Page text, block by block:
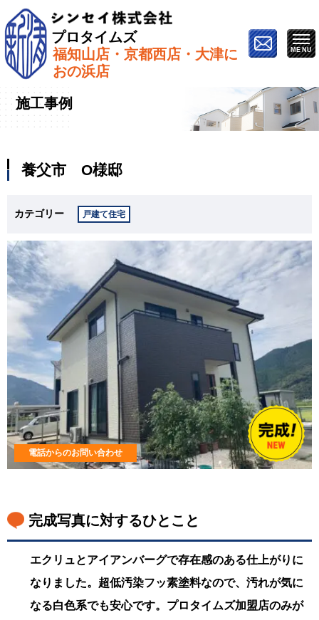
プロタイムズ
福知山店・京都西店・大津に
おの浜店
ホーム»施工事例»養父市 O様邸
施工事例
養父市 O様邸
カテゴリー 戸建て住宅
電話からのお問い合わせ
完成写真に対するひとこと
エクリュとアイアンバーグで存在感のある仕上がりに
なりました。超低汚染フッ素塗料なので、汚れが気に
なる白色系でも安心です。プロタイムズ加盟店のみが